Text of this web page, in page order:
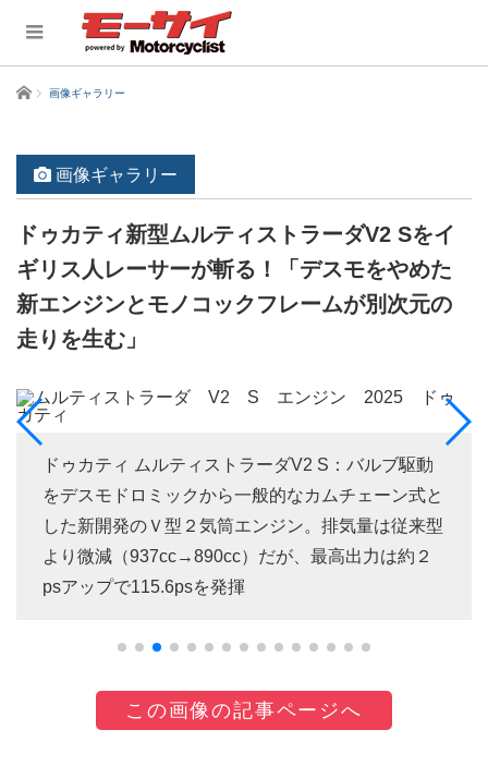
ホーム 画像ギャラリー
画像ギャラリー
ドゥカティ新型ムルティストラーダV2 Sをイ
ギリス人レーサーが斬る！「デスモをやめた
新エンジンとモノコックフレームが別次元の
走りを生む」
ドゥカティ ムルティストラーダV2 S：バルブ駆動
をデスモドロミックから一般的なカムチェーン式と
した新開発のＶ型２気筒エンジン。排気量は従来型
より微減（937cc→890cc）だが、最高出力は約２
psアップで115.6psを発揮
この画像の記事ページへ